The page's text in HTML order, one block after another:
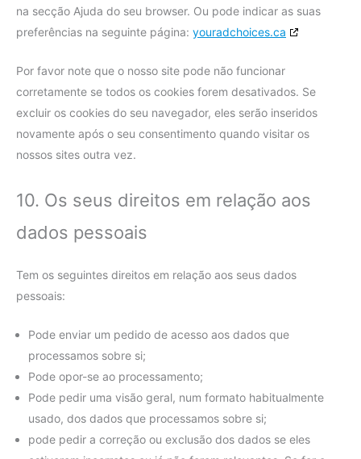
na secção Ajuda do seu browser. Ou pode indicar as suas
preferências na seguinte página: youradchoices.ca
Por favor note que o nosso site pode não funcionar
corretamente se todos os cookies forem desativados. Se
excluir os cookies do seu navegador, eles serão inseridos
novamente após o seu consentimento quando visitar os
nossos sites outra vez.
10. Os seus direitos em relação aos
dados pessoais
Tem os seguintes direitos em relação aos seus dados
pessoais:
Pode enviar um pedido de acesso aos dados que
processamos sobre si;
Pode opor-se ao processamento;
Pode pedir uma visão geral, num formato habitualmente
usado, dos dados que processamos sobre si;
pode pedir a correção ou exclusão dos dados se eles